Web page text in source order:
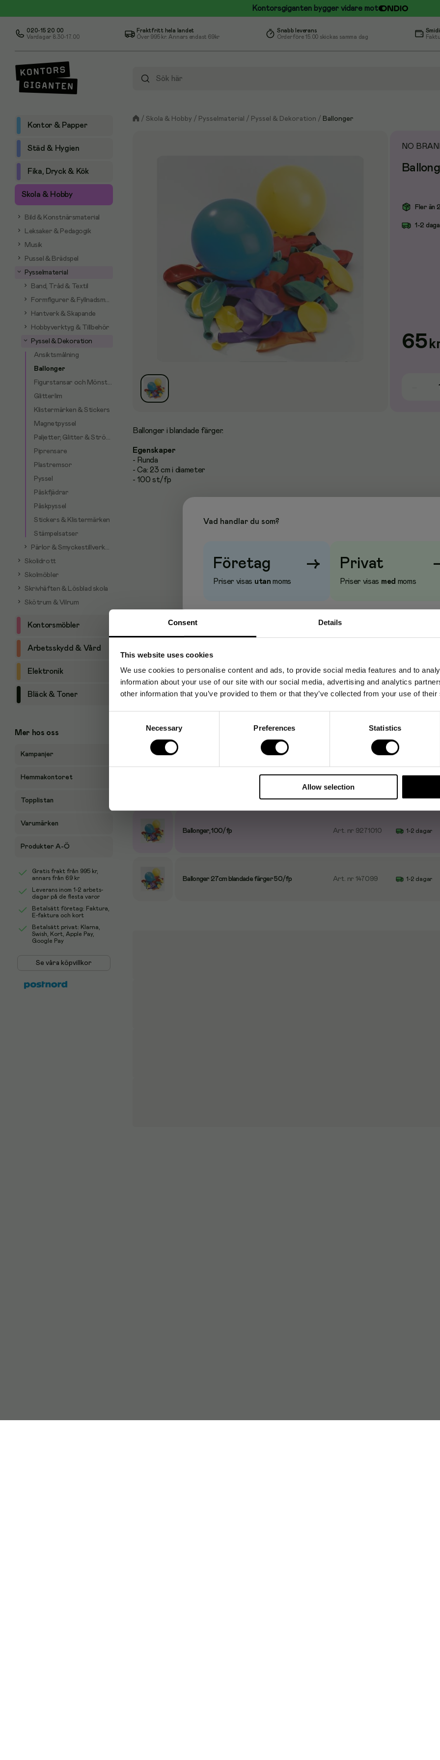
Consent Details
This website uses cookies
We use cookies to personalise content and ads, to provide social media features and to
information about your use of our site with our social media, advertising and analytics
other information that you’ve provided to them or that they’ve collected from your use of
Necessary Preferences Statistics
Allow selection
Kontorsgiganten bygger vidare mot
020-15 20 00
Vardagar 8.30-17.00
Fraktfritt hela landet
Över 995 kr. Annars endast 69kr
Snabb leverans
Order före 15.00 skickas samma dag
Kontor & Papper
Städ & Hygien
Fika, Dryck & Kök
Skola & Hobby
Bild & Konstnärsmaterial
Leksaker & Pedagogik
Musik
Pussel & Brädspel
Pysselmaterial
Band, Tråd & Textil
Formfigurer & Fyllnadsmaterial
Hantverk & Skapande
Hobbyverktyg & Tillbehör
Pyssel & Dekoration
Ansiktsmålning
Ballonger
Figurstansar och Mönsterverktyg
Glitterlim
Klistermärken & Stickers
Magnetpyssel
Paljetter, Glitter & Strössel
Piprensare
Plastremsor
Pyssel
Påskfjädrar
Påskpyssel
Stickers & Klistermärken
Stämpelsatser
Pärlor & Smyckestillverkning
Skolidrott
Skolmöbler
Skrivhäften & Lösblad skola
Skötrum & Vilrum
Kontorsmöbler
Arbetsskydd & Vård
Elektronik
Bläck & Toner
Mer hos oss
Kampanjer
Hemmakontoret
Topplistan
Varumärken
Produkter A-Ö
Gratis frakt från 995 kr,
annars från 69 kr
Leverans inom 1-2 arbets-
dagar på de flesta varor
Betalsätt företag: Faktura,
E-faktura och kort
Betalsätt privat: Klarna,
Swish, Kort, Apple Pay,
Google Pay
Se våra köpvillkor
/ Skola & Hobby / Pysselmaterial / Pyssel & Dekoration / Ballonger
NO
Fler än
1-2
65
Ballonger i blandade färger.
Egenskaper
- Runda
- Ca: 23 cm i diameter
- 100 st/fp
Tillbehör
9271025
Ballonger, 100/fp Art. nr 9271010 1-2 dagar
Ballonger 27cm blandade färger 50/fp Art. nr 147099 1-2 dagar
Vad handlar du som?
Företag →
Priser visas utan moms
Privat
Priser visas med moms